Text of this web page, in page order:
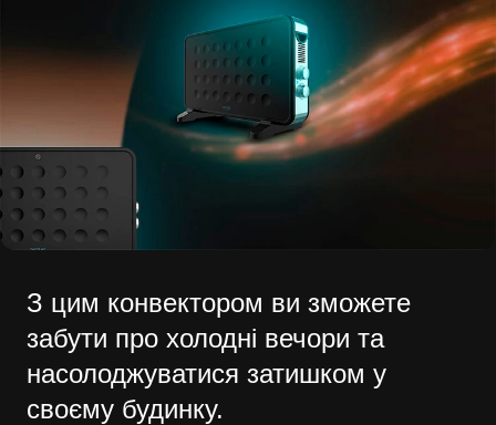
З цим конвектором ви зможете
забути про холодні вечори та
насолоджуватися затишком у
своєму будинку.